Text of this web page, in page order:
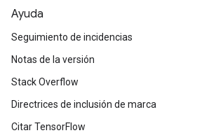
Ayuda
Seguimiento de incidencias
Notas de la versión
Stack Overflow
Directrices de inclusión de marca
Citar TensorFlow